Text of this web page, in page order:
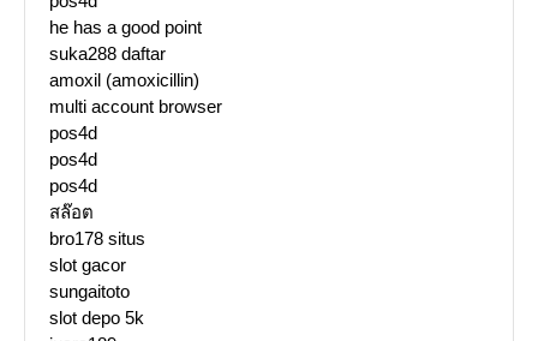
he has a good point
suka288 daftar
amoxil (amoxicillin)
multi account browser
pos4d
pos4d
pos4d
สล๊อต
bro178 situs
slot gacor
sungaitoto
slot depo 5k